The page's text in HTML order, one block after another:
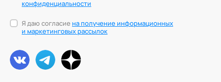
конфиденциальности
Я даю согласие на получение информационных
и маркетинговых рассылок